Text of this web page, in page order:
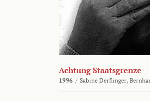
Achtung Staatsgrenze
1996 / Sabine Derflinger,